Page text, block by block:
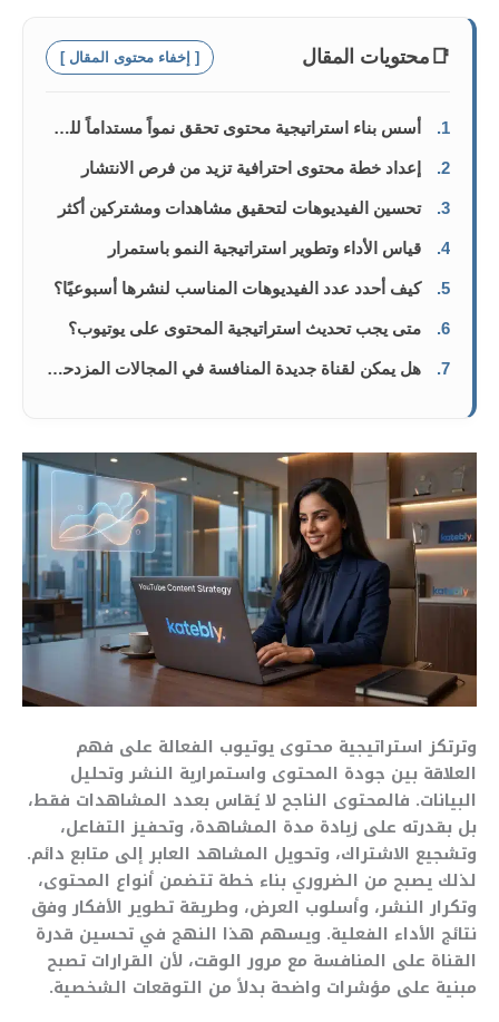
📑 محتويات المقال [ إخفاء محتوى المقال ]
1. أسس بناء استراتيجية محتوى تحقق نمواً مستداماً للقناة
2. إعداد خطة محتوى احترافية تزيد من فرص الانتشار
3. تحسين الفيديوهات لتحقيق مشاهدات ومشتركين أكثر
4. قياس الأداء وتطوير استراتيجية النمو باستمرار
5. كيف أحدد عدد الفيديوهات المناسب لنشرها أسبوعيًا؟
6. متى يجب تحديث استراتيجية المحتوى على يوتيوب؟
7. هل يمكن لقناة جديدة المنافسة في المجالات المزدحمة؟
وترتكز استراتيجية محتوى يوتيوب الفعالة على فهم
العلاقة بين جودة المحتوى واستمرارية النشر وتحليل
البيانات. فالمحتوى الناجح لا يُقاس بعدد المشاهدات فقط،
بل بقدرته على زيادة مدة المشاهدة، وتحفيز التفاعل،
وتشجيع الاشتراك، وتحويل المشاهد العابر إلى متابع دائم.
لذلك يصبح من الضروري بناء خطة تتضمن أنواع المحتوى،
وتكرار النشر، وأسلوب العرض، وطريقة تطوير الأفكار وفق
نتائج الأداء الفعلية. ويسهم هذا النهج في تحسين قدرة
القناة على المنافسة مع مرور الوقت، لأن القرارات تصبح
مبنية على مؤشرات واضحة بدلاً من التوقعات الشخصية.